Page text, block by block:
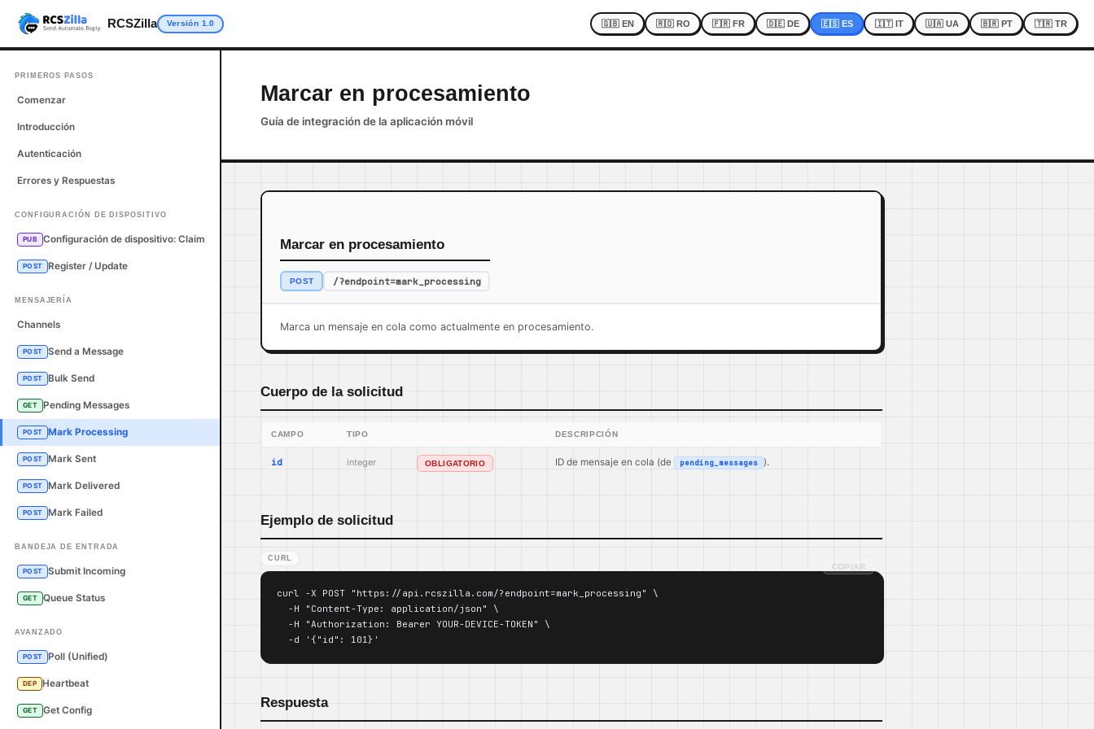
RCSZilla Versión 1.0 🇬🇧 EN 🇷🇴 RO 🇫🇷 FR 🇩🇪 DE 🇪🇸 ES 🇮🇹 IT 🇺🇦 UA 🇧🇷 PT 🇹🇷 TR
PRIMEROS PASOS
Comenzar
Introducción
Autenticación
Errores y Respuestas
CONFIGURACIÓN DE DISPOSITIVO
PUB Configuración de dispositivo: Claim
POST Register / Update
MENSAJERÍA
Channels
POST Send a Message
POST Bulk Send
GET Pending Messages
POST Mark Processing
POST Mark Sent
POST Mark Delivered
POST Mark Failed
BANDEJA DE ENTRADA
POST Submit Incoming
GET Queue Status
AVANZADO
POST Poll (Unified)
DEP Heartbeat
GET Get Config
Marcar en procesamiento
Guía de integración de la aplicación móvil
Marcar en procesamiento
POST /?endpoint=mark_processing
Marca un mensaje en cola como actualmente en procesamiento.
Cuerpo de la solicitud
CAMPO TIPO DESCRIPCIÓN
id integer OBLIGATORIO ID de mensaje en cola (de pending_messages ).
Ejemplo de solicitud
CURL
curl -X POST "https://api.rcszilla.com/?endpoint=mark_processing" \
  -H "Content-Type: application/json" \
  -H "Authorization: Bearer YOUR-DEVICE-TOKEN" \
  -d '{"id": 101}'
COPIAR
Respuesta